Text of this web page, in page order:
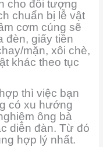
cho đối tượng
chuẩn bị lễ vật
cơm cúng sẽ
đèn, giấy tiền
mặn, xôi chè,
khác theo tục
thì việc bạn
có xu hướng
ông bà
diễn đàn. Từ đó
hợp lý nhất.